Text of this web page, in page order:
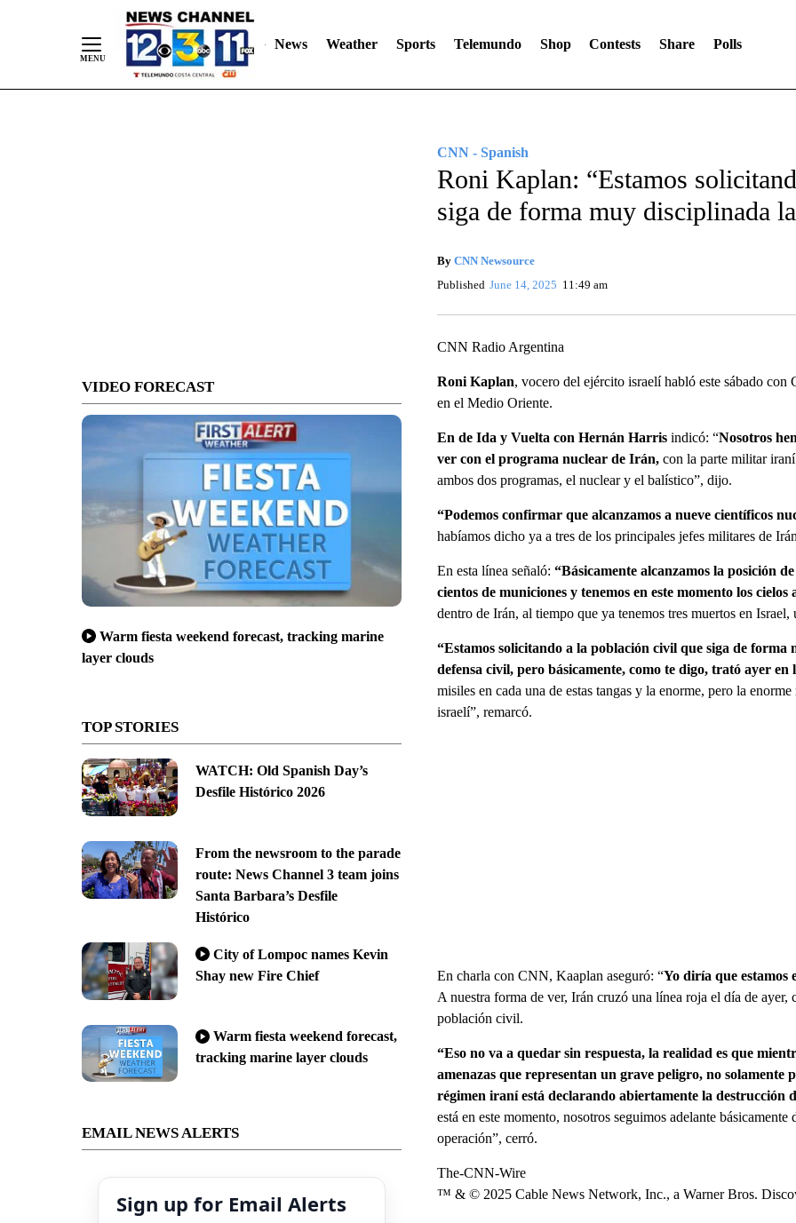
News Weather Sports Telemundo Shop Contests Share Polls
VIDEO FORECAST
Warm fiesta weekend forecast, tracking marine
layer clouds
TOP STORIES
WATCH: Old Spanish Day’s
Desfile Histórico 2026
From the newsroom to the parade
route: News Channel 3 team joins
Santa Barbara’s Desfile
Histórico
City of Lompoc names Kevin
Shay new Fire Chief
Warm fiesta weekend forecast,
tracking marine layer clouds
EMAIL NEWS ALERTS
Sign up for Email Alerts
CNN - Spanish
Roni Kaplan: “Estamos
siga de forma muy disciplinada
By CNN Newsource
Published June 14, 2025 11:49 am
CNN Radio Argentina
Roni Kaplan, vocero del ejército israelí habló este sábado
en el Medio Oriente.
En de Ida y Vuelta con Hernán Harrisindicó: “Nosotros
ver con el programa nuclear de Irán, con la parte militar
ambos dos programas, el nuclear y el balístico”, dijo.
“Podemos confirmar que alcanzamos a nueve científicos
habíamos dicho ya a tres de los principales jefes militares de
En esta línea señaló: “Básicamente alcanzamos la posición
cientos de municiones y tenemos en este momento los cielos
dentro de Irán, al tiempo que ya tenemos tres muertos en
“Estamos solicitando a la población civil que siga de
defensa civil, pero básicamente, como te digo, trató ayer en
misiles en cada una de estas tangas y la enorme, pero la
israelí”, remarcó.
En charla con CNN, Kaaplan aseguró: “Yo diría que estamos
A nuestra forma de ver, Irán cruzó una línea roja el día de
población civil.
“Eso no va a quedar sin respuesta, la realidad es que
amenazas que representan un grave peligro, no
régimen iraní está declarando abiertamente la destrucción
está en este momento, nosotros seguimos adelante
operación”, cerró.
The-CNN-Wire
™ & © 2025 Cable News Network, Inc., a Warner Bros.